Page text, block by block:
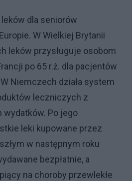
dla seniorów
W Wielkiej Brytanii
leków przysługuje osobom
po 65 r.ż. dla pacjentów
Niemczech działa system
leczniczych z
wydatków. Po jego
leki kupowane przez
w następnym roku
bezpłatnie, a
na choroby przewlekłe